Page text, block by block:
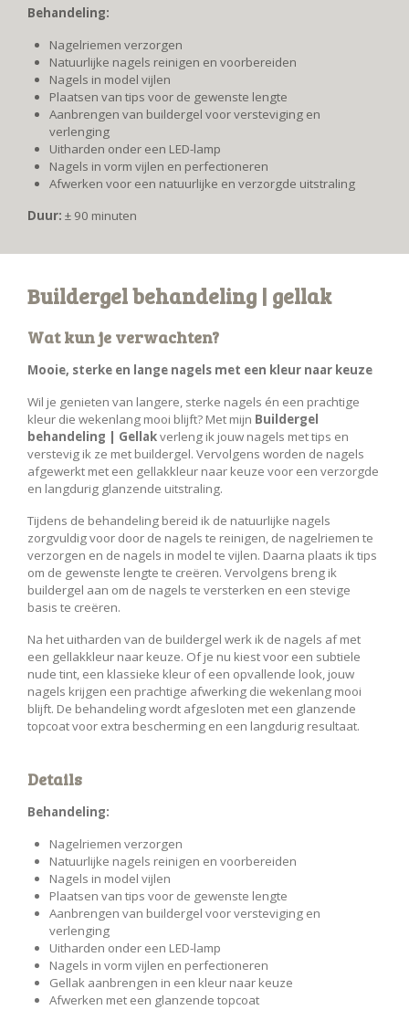
Behandeling:
Nagelriemen verzorgen
Natuurlijke nagels reinigen en voorbereiden
Nagels in model vijlen
Plaatsen van tips voor de gewenste lengte
Aanbrengen van buildergel voor versteviging en
verlenging
Uitharden onder een LED-lamp
Nagels in vorm vijlen en perfectioneren
Afwerken voor een natuurlijke en verzorgde uitstraling
Duur: ± 90 minuten
Buildergel behandeling | gellak
Wat kun je verwachten?
Mooie, sterke en lange nagels met een kleur naar keuze
Wil je genieten van langere, sterke nagels én een prachtige
kleur die wekenlang mooi blijft? Met mijn Buildergel
behandeling | Gellakverleng ik jouw nagels met tips en
verstevig ik ze met buildergel. Vervolgens worden de nagels
afgewerkt met een gellakkleur naar keuze voor een verzorgde
en langdurig glanzende uitstraling.
Tijdens de behandeling bereid ik de natuurlijke nagels
zorgvuldig voor door de nagels te reinigen, de nagelriemen te
verzorgen en de nagels in model te vijlen. Daarna plaats ik tips
om de gewenste lengte te creëren. Vervolgens breng ik
buildergel aan om de nagels te versterken en een stevige
basis te creëren.
Na het uitharden van de buildergel werk ik de nagels af met
een gellakkleur naar keuze. Of je nu kiest voor een subtiele
nude tint, een klassieke kleur of een opvallende look, jouw
nagels krijgen een prachtige afwerking die wekenlang mooi
blijft. De behandeling wordt afgesloten met een glanzende
topcoat voor extra bescherming en een langdurig resultaat.
Details
Behandeling:
Nagelriemen verzorgen
Natuurlijke nagels reinigen en voorbereiden
Nagels in model vijlen
Plaatsen van tips voor de gewenste lengte
Aanbrengen van buildergel voor versteviging en
verlenging
Uitharden onder een LED-lamp
Nagels in vorm vijlen en perfectioneren
Gellak aanbrengen in een kleur naar keuze
Afwerken met een glanzende topcoat